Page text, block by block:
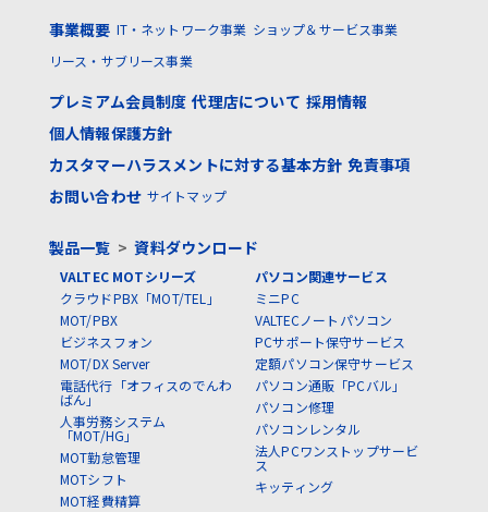
事業概要 IT・ネットワーク事業 ショップ＆サービス事業
リース・サブリース事業
プレミアム会員制度 代理店について 採用情報
個人情報保護方針
カスタマーハラスメントに対する基本方針 免責事項
お問い合わせ サイトマップ
製品一覧 >資料ダウンロード
VALTEC MOTシリーズ
クラウドPBX「MOT/TEL」
MOT/PBX
ビジネスフォン
MOT/DX Server
電話代行「オフィスのでんわ
ばん」
人事労務システム
「MOT/HG」
MOT勤怠管理
MOTシフト
MOT経費精算
パソコン関連サービス
ミニPC
VALTECノートパソコン
PCサポート保守サービス
定額パソコン保守サービス
パソコン通販「PCバル」
パソコン修理
パソコンレンタル
法人PCワンストップサービ
ス
キッティング